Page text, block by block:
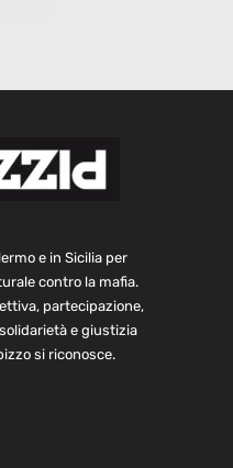
e in Sicilia per
contro la mafia.
partecipazione,
e giustizia
si riconosce.